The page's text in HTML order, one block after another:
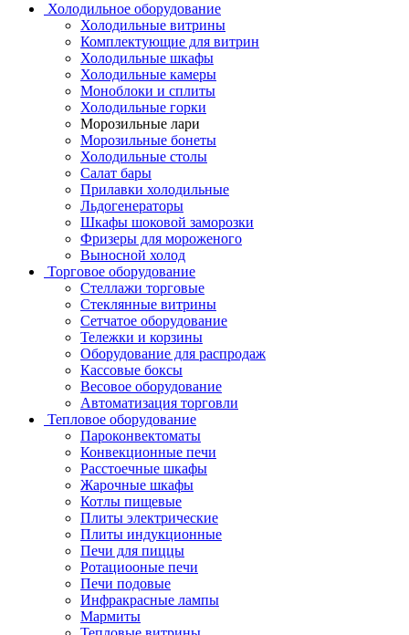
Холодильное оборудование
Холодильные витрины
Комплектующие для витрин
Холодильные шкафы
Холодильные камеры
Моноблоки и сплиты
Холодильные горки
Морозильные лари
Морозильные бонеты
Холодильные столы
Салат бары
Прилавки холодильные
Льдогенераторы
Шкафы шоковой заморозки
Фризеры для мороженого
Выносной холод
Торговое оборудование
Стеллажи торговые
Стеклянные витрины
Сетчатое оборудование
Тележки и корзины
Оборудование для распродаж
Кассовые боксы
Весовое оборудование
Автоматизация торговли
Тепловое оборудование
Пароконвектоматы
Конвекционные печи
Расстоечные шкафы
Жарочные шкафы
Котлы пищевые
Плиты электрические
Плиты индукционные
Печи для пиццы
Ротациооные печи
Печи подовые
Инфракрасные лампы
Мармиты